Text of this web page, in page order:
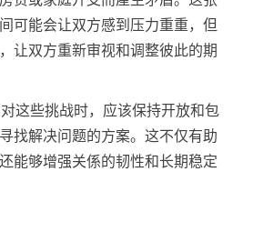
可能会让双方感到压力重重，但
让双方重新审视和调整彼此的期
这些挑战时，应该保持开放和包
找解决问题的方案。这不仅有助
能够增强关係的韧性和长期稳定